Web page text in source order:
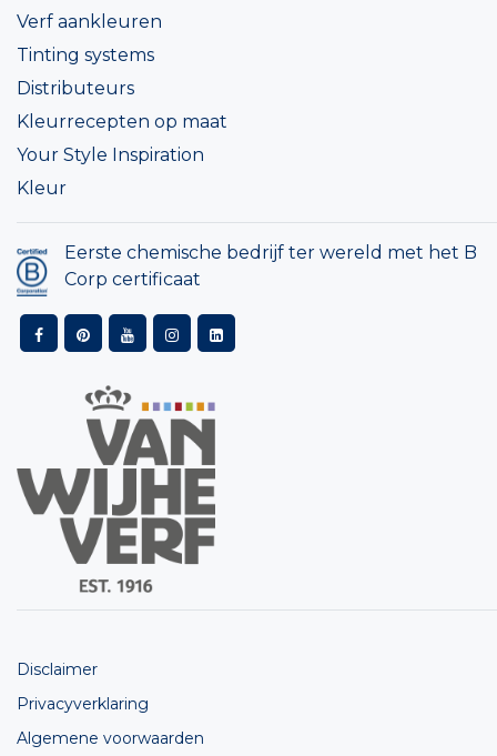
Verf aankleuren
Tinting systems
Distributeurs
Kleurrecepten op maat
Your Style Inspiration
Kleur
Eerste chemische bedrijf ter wereld met het B
Corp certificaat
Disclaimer
Privacyverklaring
Algemene voorwaarden